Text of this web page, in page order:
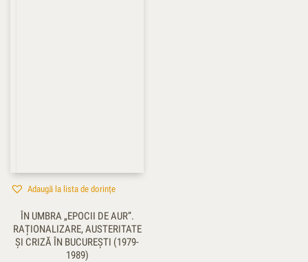
Adaugă la lista de dorințe
ÎN UMBRA „EPOCII DE AUR”.
RAȚIONALIZARE, AUSTERITATE
ŞI CRIZĂ ÎN BUCUREŞTI (1979-
1989)